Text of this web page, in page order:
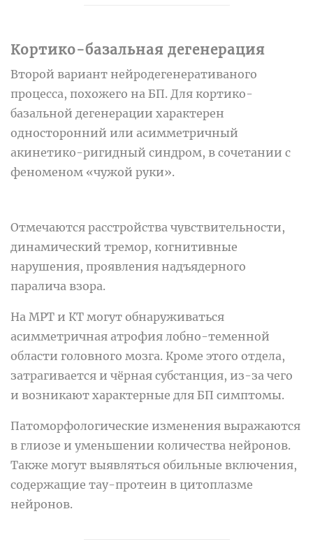
Кортико-базальная дегенерация
Второй вариант нейродегенеративаного
процесса, похожего на БП. Для кортико-
базальной дегенерации характерен
односторонний или асимметричный
акинетико-ригидный синдром, в сочетании с
феноменом «чужой руки».
Отмечаются расстройства чувствительности,
динамический тремор, когнитивные
нарушения, проявления надъядерного
паралича взора.
На МРТ и КТ могут обнаруживаться
асимметричная атрофия лобно-теменной
области головного мозга. Кроме этого отдела,
затрагивается и чёрная субстанция, из-за чего
и возникают характерные для БП симптомы.
Патоморфологические изменения выражаются
в глиозе и уменьшении количества нейронов.
Также могут выявляться обильные включения,
содержащие тау-протеин в цитоплазме
нейронов.